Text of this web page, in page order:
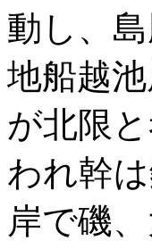
動し、
地船越
が北限
われ幹
岸で磯